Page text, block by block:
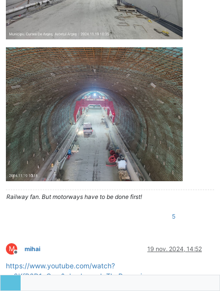
Railway fan. But motorways have to be done first!
5
M
Deconectat
mihai 19 nov. 2024, 14:52
https://www.youtube.com/watch?
v=9KfR6D1yCgw&ab_channel=TheRomanian